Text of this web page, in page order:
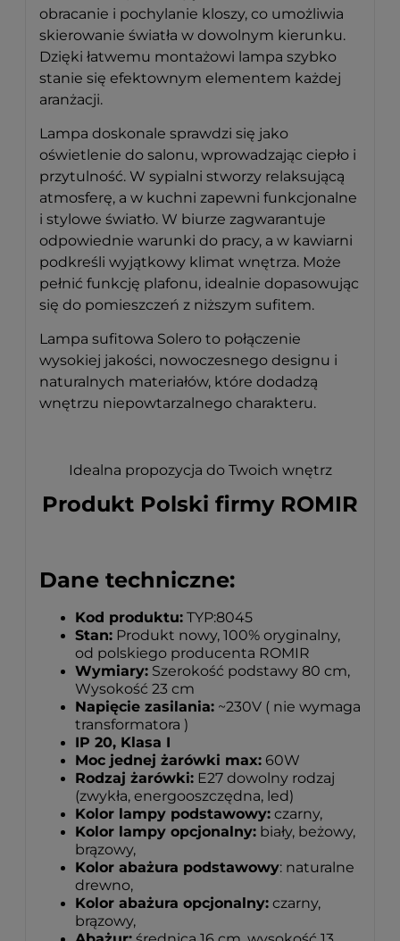
obracanie i pochylanie kloszy, co umożliwia
skierowanie światła w dowolnym kierunku.
Dzięki łatwemu montażowi lampa szybko
stanie się efektownym elementem każdej
aranżacji.
Lampa doskonale sprawdzi się jako
oświetlenie do salonu, wprowadzając ciepło i
przytulność. W sypialni stworzy relaksującą
atmosferę, a w kuchni zapewni funkcjonalne
i stylowe światło. W biurze zagwarantuje
odpowiednie warunki do pracy, a w kawiarni
podkreśli wyjątkowy klimat wnętrza. Może
pełnić funkcję plafonu, idealnie dopasowując
się do pomieszczeń z niższym sufitem.
Lampa sufitowa Solero to połączenie
wysokiej jakości, nowoczesnego designu i
naturalnych materiałów, które dodadzą
wnętrzu niepowtarzalnego charakteru.
Idealna propozycja do Twoich wnętrz
Produkt Polski firmy ROMIR
Dane techniczne:
Kod produktu: TYP:8045
Stan: Produkt nowy, 100% oryginalny,
od polskiego producenta ROMIR
Wymiary: Szerokość podstawy 80 cm,
Wysokość 23 cm
Napięcie zasilania: ~230V ( nie wymaga
transformatora )
IP 20, Klasa I
Moc jednej żarówki max: 60W
Rodzaj żarówki: E27 dowolny rodzaj
(zwykła, energooszczędna, led)
Kolor lampy podstawowy: czarny,
Kolor lampy opcjonalny: biały, beżowy,
brązowy,
Kolor abażura podstawowy: naturalne
drewno,
Kolor abażura opcjonalny: czarny,
brązowy,